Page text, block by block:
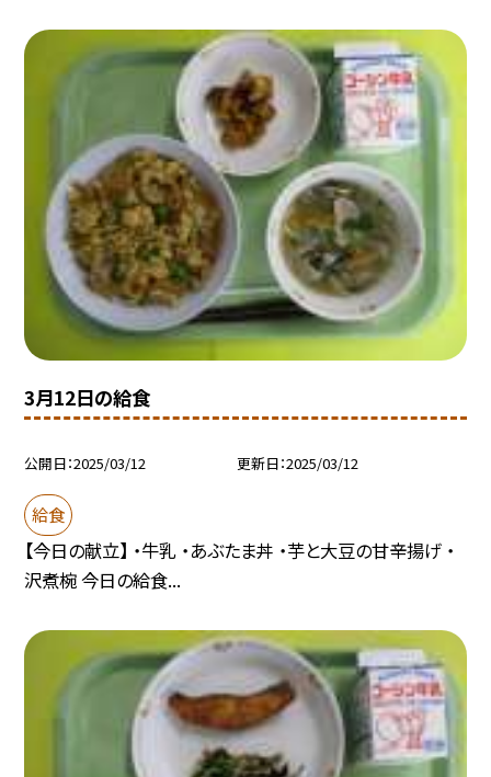
3月12日の給食
公開日 2025/03/12 更新日 2025/03/12
給食
【今日の献立】 ・牛乳 ・あぶたま丼 ・芋と大豆の甘辛揚げ ・
沢煮椀 今日の給食...